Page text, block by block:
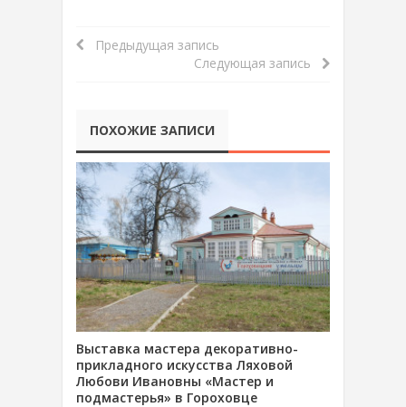
Предыдущая запись
Следующая запись
ПОХОЖИЕ ЗАПИСИ
Выставка мастера декоративно-
прикладного искусства Ляховой
Любови Ивановны «Мастер и
подмастерья» в Гороховце